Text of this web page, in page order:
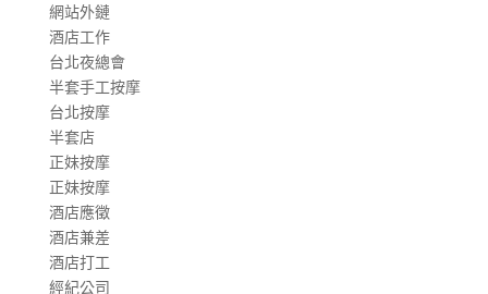
網站外鏈
酒店工作
台北夜總會
半套手工按摩
台北按摩
半套店
正妹按摩
正妹按摩
酒店應徵
酒店兼差
酒店打工
經紀公司